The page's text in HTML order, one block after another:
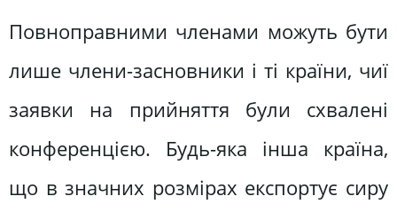
Повноправними членами можуть бути
лише члени-засновники і ті країни, чиї
заявки на прийняття були схвалені
конференцією. Будь-яка інша країна,
що в значних розмірах експортує сиру